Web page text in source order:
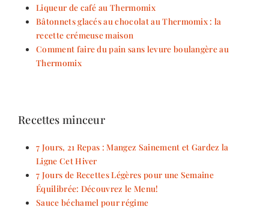
Liqueur de café au Thermomix
Bâtonnets glacés au chocolat au Thermomix : la
recette crémeuse maison
Comment faire du pain sans levure boulangère au
Thermomix
Recettes minceur
7 Jours, 21 Repas : Mangez Sainement et Gardez la
Ligne Cet Hiver
7 Jours de Recettes Légères pour une Semaine
Équilibrée: Découvrez le Menu!
Sauce béchamel pour régime